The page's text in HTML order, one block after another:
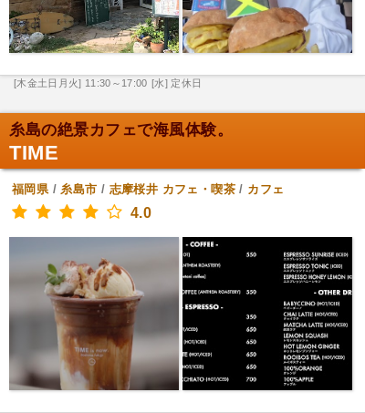
[木金土日月火] 11:30～17:00 [水] 定休日
糸島の絶景カフェで海風体験。
TIME
福岡県/糸島市 / 志摩桜井 カフェ・喫茶/ カフェ
4.0